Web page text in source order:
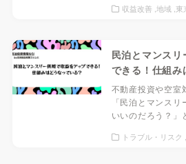
収益改善 地域 東
民泊とマンス
できる！仕組み
不動産投資や空室
「民泊とマンス
いいのだろう？」
トラブル・リスク